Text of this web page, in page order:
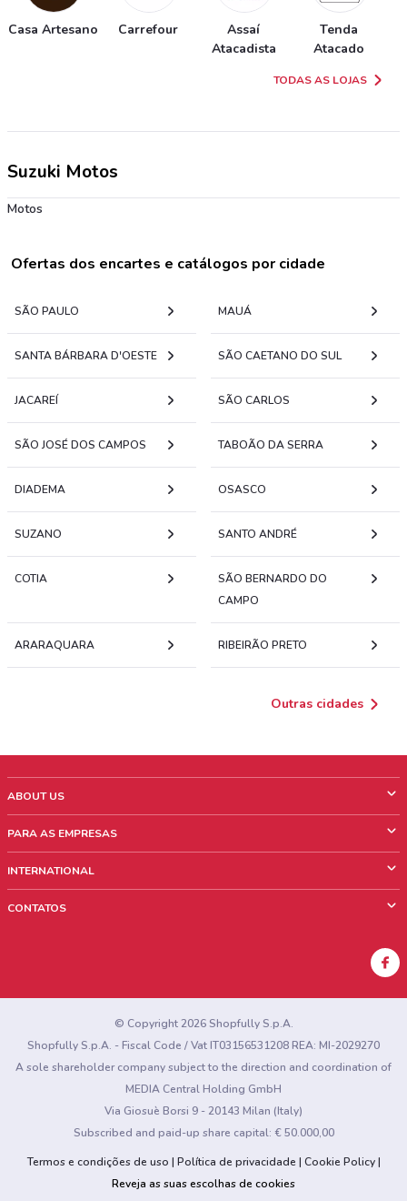
Casa Artesano Carrefour
Assaí
Atacadista
Tenda
Atacado
TODAS AS LOJAS
Suzuki Motos
Motos
Ofertas dos encartes e catálogos por cidade
SÃO PAULO MAUÁ
SANTA BÁRBARA D'OESTE SÃO CAETANO DO SUL
JACAREÍ SÃO CARLOS
SÃO JOSÉ DOS CAMPOS TABOÃO DA SERRA
DIADEMA OSASCO
SUZANO SANTO ANDRÉ
COTIA
SÃO BERNARDO DO
CAMPO
ARARAQUARA RIBEIRÃO PRETO
Outras cidades
ABOUT US
Quem Somos
Trabalhe conosco
PARA AS EMPRESAS
Informações comerciais
INTERNATIONAL
CONTATOS
Encontrou algum problema no site ou no aplicativo?
© Copyright 2026 Shopfully S.p.A.
Shopfully S.p.A. - Fiscal Code / Vat IT03156531208 REA: MI-2029270
A sole shareholder company subject to the direction and coordination of
MEDIA Central Holding GmbH
Via Giosuè Borsi 9 - 20143 Milan (Italy)
Subscribed and paid-up share capital: € 50.000,00
Termos e condições de uso
Política de privacidade
Cookie Policy
Reveja as suas escolhas de cookies